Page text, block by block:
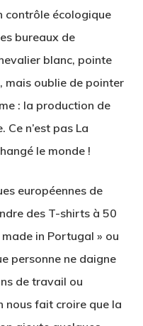
contrôle écologique
bureaux de
blanc, pointe
mais oublie de pointer
: la production de
Ce n’est pas La
le monde !
européennes de
des T-shirts à 50
in Portugal » ou
personne ne daigne
de travail ou
nous fait croire que la